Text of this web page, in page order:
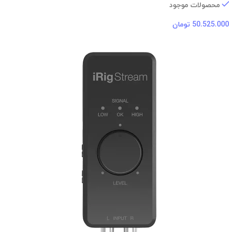
محصولات موجود
50.525.000 تومان